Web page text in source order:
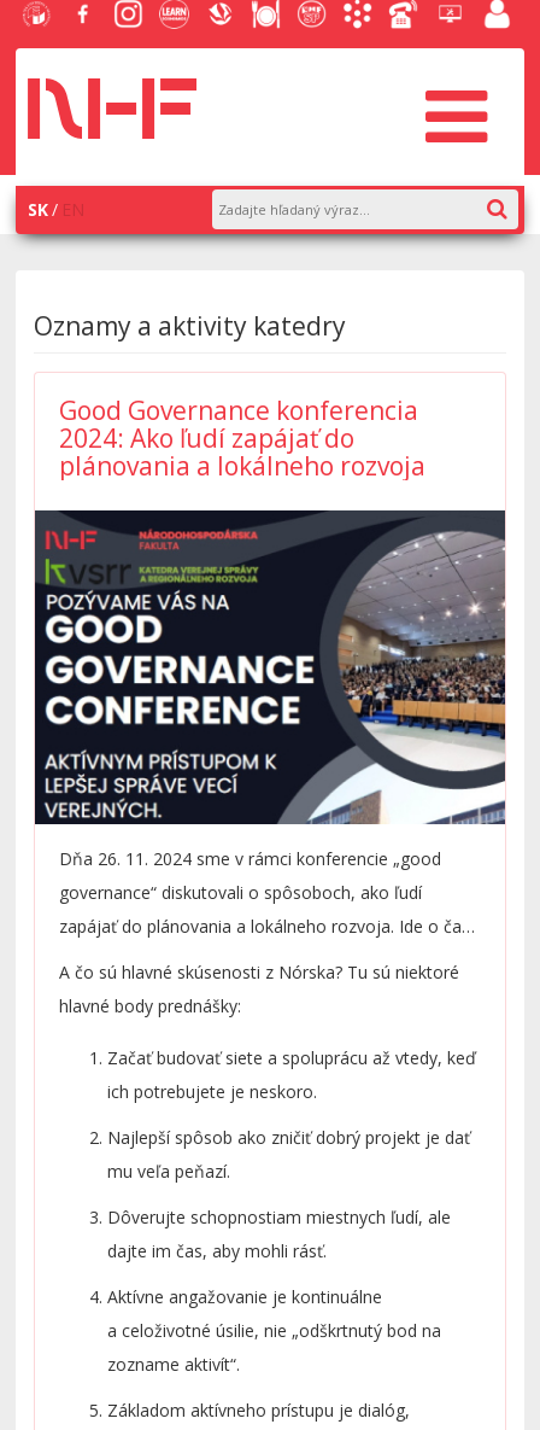
EU v
Bratislave
Facebook
NHF
Instagram
NHF
Learn
Economics
SlovenskáStravovanie
ŠtudentskýAkademický
TelefónnyHelpdesk
SK EN
Oznamy a aktivity katedry
Good Governance konferencia
2024: Ako ľudí zapájať do
plánovania a lokálneho rozvoja
Dňa 26. 11. 2024 sme v rámci konferencie „good
governance“ diskutovali o spôsoboch, ako ľudí
zapájať do plánovania a lokálneho rozvoja. Ide o časť
ktorí svojimi vystúpeniami prispeli k aktívnej diskusii.
Johanovi Barstadovi z University College for Greeen
Development, Jane Červenákovej z Únie miest, Jánovi
Mazúrovi z mesta Bratislava, Martinovi Pechovskému
z Partnerstiev pre prosperitu ako aj našim kolegom
Tomášovi Černenkovi a Martinovi Bezekovi a v
neposlednom rade samotným účastníkom, ktorí
prispeli k podnetnej a zaujímavej diskusii.
A čo sú hlavné skúsenosti z Nórska? Tu sú niektoré
hlavné body prednášky:
Začať budovať siete a spoluprácu až vtedy, keď
ich potrebujete je neskoro.
Najlepší spôsob ako zničiť dobrý projekt je dať
mu veľa peňazí.
Dôverujte schopnostiam miestnych ľudí, ale
dajte im čas, aby mohli rásť.
Aktívne angažovanie je kontinuálne
a celoživotné úsilie, nie „odškrtnutý bod na
zozname aktivít“.
Základom aktívneho prístupu je dialóg,